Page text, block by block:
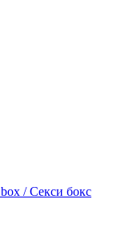
/ Секси бокс